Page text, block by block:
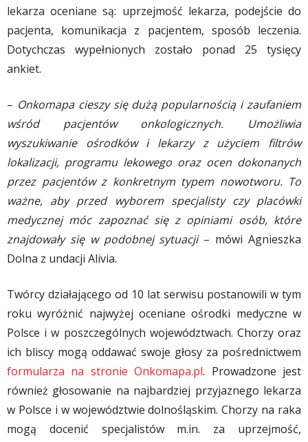
lekarza oceniane są: uprzejmość lekarza, podejście do
pacjenta, komunikacja z pacjentem, sposób leczenia.
Dotychczas wypełnionych zostało ponad 25 tysięcy
ankiet.
– Onkomapa cieszy się dużą popularnością i zaufaniem
wśród pacjentów onkologicznych. Umożliwia
wyszukiwanie ośrodków i lekarzy z użyciem filtrów
lokalizacji, programu lekowego oraz ocen dokonanych
przez pacjentów z konkretnym typem nowotworu. To
ważne, aby przed wyborem specjalisty czy placówki
medycznej móc zapoznać się z opiniami osób, które
znajdowały się w podobnej sytuacji– mówi Agnieszka
Dolna z undacji Alivia.
Twórcy działającego od 10 lat serwisu postanowili w tym
roku wyróżnić najwyżej oceniane ośrodki medyczne w
Polsce i w poszczególnych województwach. Chorzy oraz
ich bliscy mogą oddawać swoje głosy za pośrednictwem
formularza na stronie Onkomapa.pl. Prowadzone jest
również głosowanie na najbardziej przyjaznego lekarza
w Polsce i w województwie dolnośląskim. Chorzy na raka
mogą docenić specjalistów m.in. za uprzejmość,